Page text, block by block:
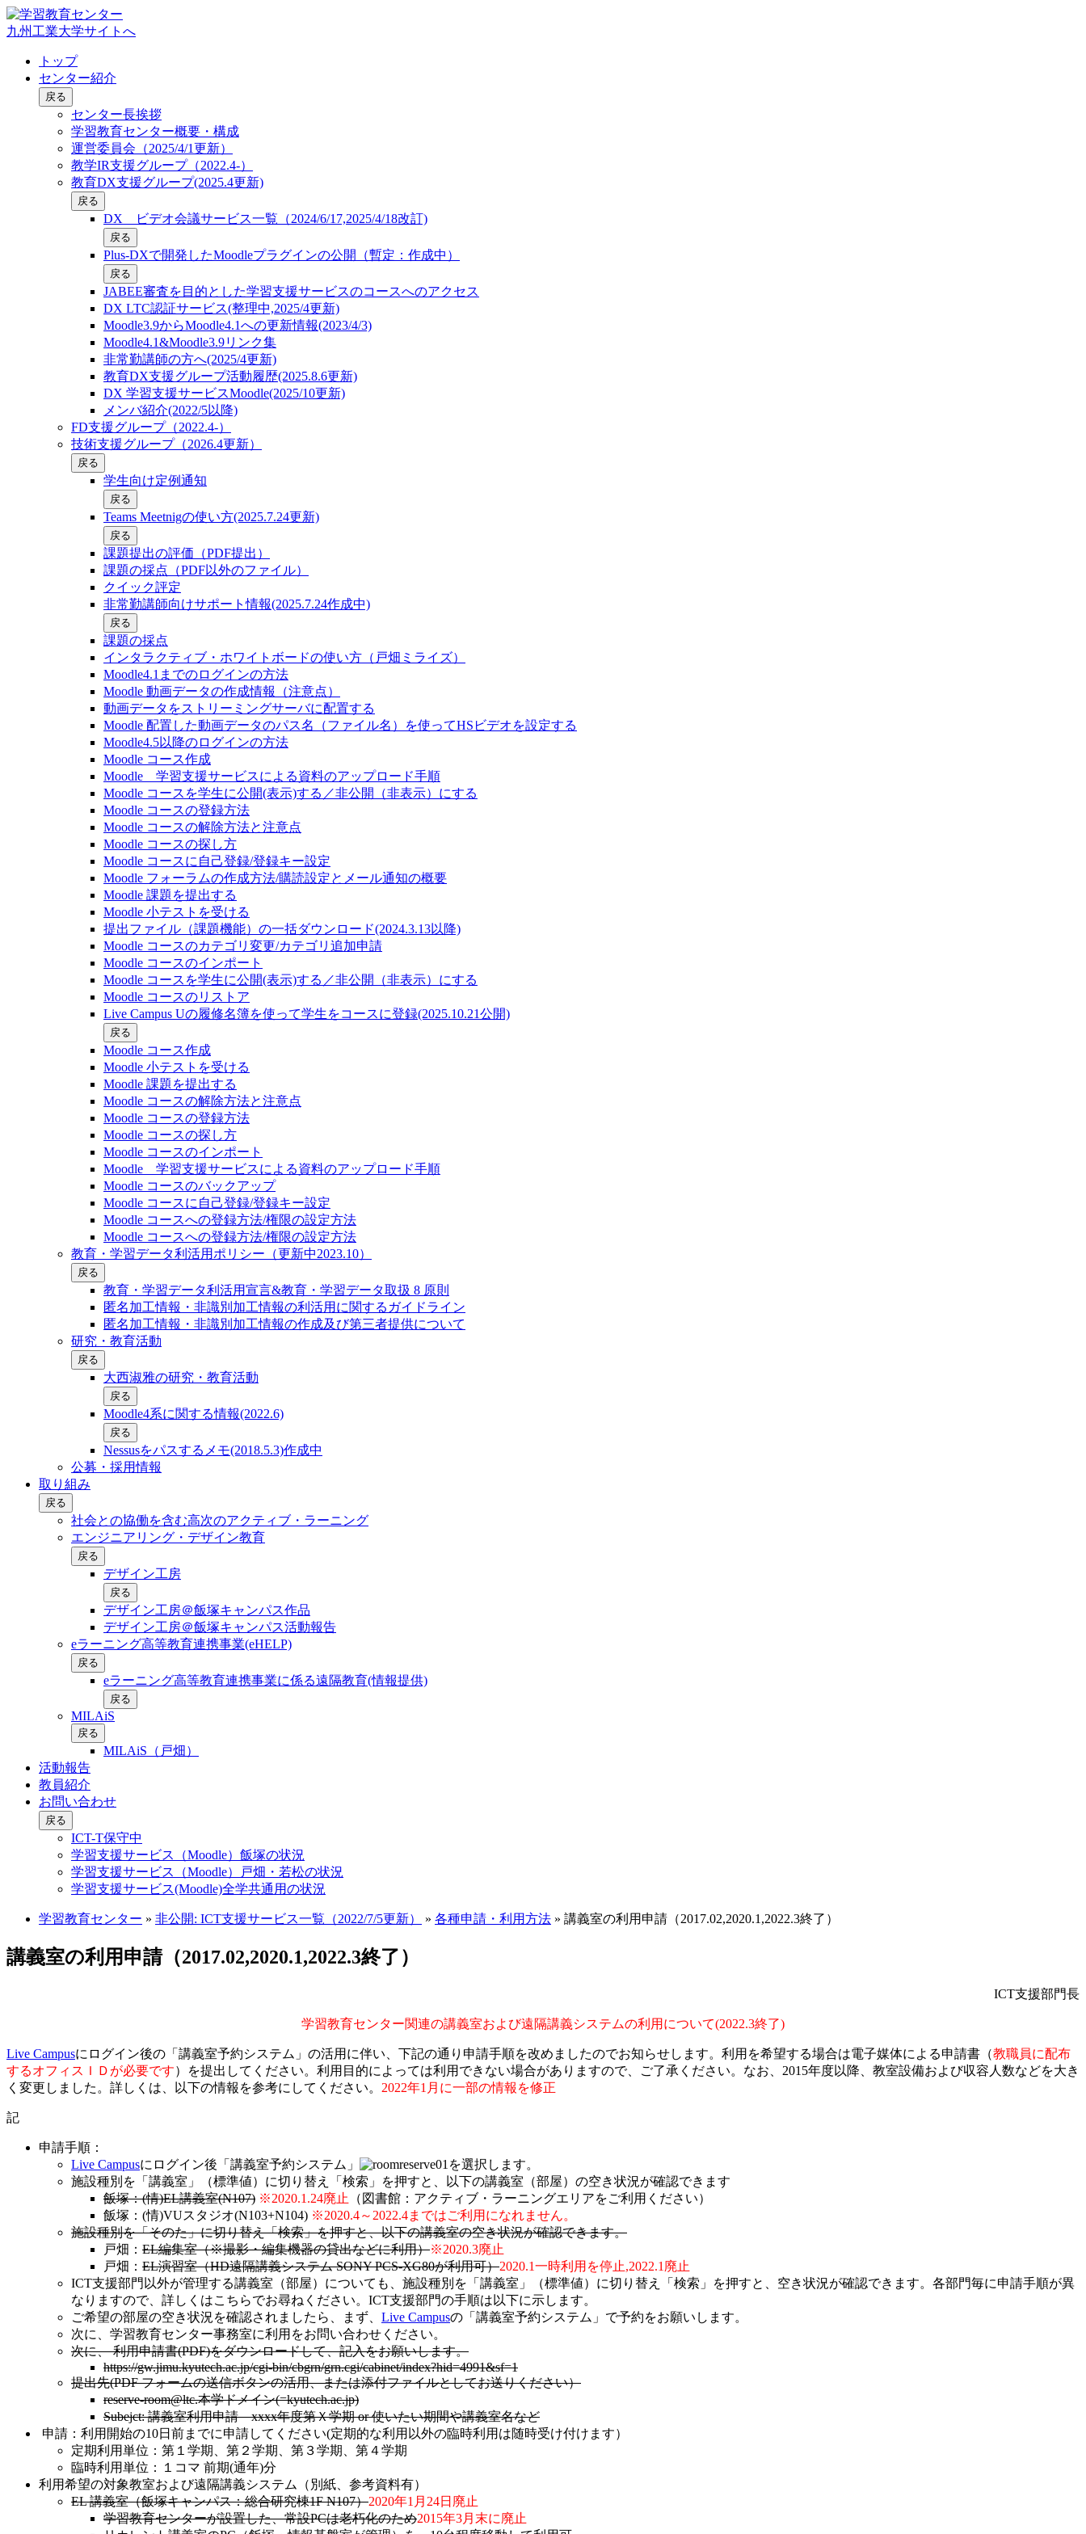
九州工業大学サイトへ
トップ
センター紹介
戻る
センター長挨拶
学習教育センター概要・構成
運営委員会（2025/4/1更新）
教学IR支援グループ（2022.4-）
教育DX支援グループ(2025.4更新)
戻る
DX ビデオ会議サービス一覧（2024/6/17,2025/4/18改訂)
戻る
Plus-DXで開発したMoodleプラグインの公開（暫定：作成中）
戻る
JABEE審査を目的とした学習支援サービスのコースへのアクセス
DX LTC認証サービス(整理中,2025/4更新)
Moodle3.9からMoodle4.1への更新情報(2023/4/3)
Moodle4.1&Moodle3.9リンク集
非常勤講師の方へ(2025/4更新)
教育DX支援グループ活動履歴(2025.8.6更新)
DX 学習支援サービスMoodle(2025/10更新)
メンバ紹介(2022/5以降)
FD支援グループ（2022.4-）
技術支援グループ（2026.4更新）
戻る
学生向け定例通知
戻る
Teams Meetnigの使い方(2025.7.24更新)
戻る
課題提出の評価（PDF提出）
課題の採点（PDF以外のファイル）
クイック評定
非常勤講師向けサポート情報(2025.7.24作成中)
戻る
課題の採点
インタラクティブ・ホワイトボードの使い方（戸畑ミライズ）
Moodle4.1までのログインの方法
Moodle 動画データの作成情報（注意点）
動画データをストリーミングサーバに配置する
Moodle 配置した動画データのパス名（ファイル名）を使ってHSビデオを設定する
Moodle4.5以降のログインの方法
Moodle コース作成
Moodle 学習支援サービスによる資料のアップロード手順
Moodle コースを学生に公開(表示)する／非公開（非表示）にする
Moodle コースの登録⽅法
Moodle コースの解除方法と注意点
Moodle コースの探し⽅
Moodle コースに自己登録/登録キー設定
Moodle フォーラムの作成方法/購読設定とメール通知の概要
Moodle 課題を提出する
Moodle 小テストを受ける
提出ファイル（課題機能）の一括ダウンロード(2024.3.13以降)
Moodle コースのカテゴリ変更/カテゴリ追加申請
Moodle コースのインポート
Moodle コースを学生に公開(表示)する／非公開（非表示）にする
Moodle コースのリストア
Live Campus Uの履修名簿を使って学生をコースに登録(2025.10.21公開)
戻る
Moodle コース作成
Moodle 小テストを受ける
Moodle 課題を提出する
Moodle コースの解除方法と注意点
Moodle コースの登録⽅法
Moodle コースの探し⽅
Moodle コースのインポート
Moodle 学習支援サービスによる資料のアップロード手順
Moodle コースのバックアップ
Moodle コースに自己登録/登録キー設定
Moodle コースへの登録方法/権限の設定方法
Moodle コースへの登録方法/権限の設定方法
教育・学習データ利活用ポリシー（更新中2023.10）
戻る
教育・学習データ利活用宣言&教育・学習データ取扱 8 原則
匿名加工情報・非識別加工情報の利活用に関するガイドライン
匿名加工情報・非識別加工情報の作成及び第三者提供について
研究・教育活動
戻る
大西淑雅の研究・教育活動
戻る
Moodle4系に関する情報(2022.6)
戻る
Nessusをパスするメモ(2018.5.3)作成中
公募・採用情報
取り組み
戻る
社会との協働を含む⾼次のアクティブ・ラーニング
エンジニアリング・デザイン教育
戻る
デザイン工房
戻る
デザイン工房＠飯塚キャンパス作品
デザイン工房＠飯塚キャンパス活動報告
eラーニング高等教育連携事業(eHELP)
戻る
eラーニング高等教育連携事業に係る遠隔教育(情報提供)
戻る
MILAiS
戻る
MILAiS（戸畑）
活動報告
教員紹介
お問い合わせ
戻る
ICT-T保守中
学習支援サービス（Moodle）飯塚の状況
学習支援サービス（Moodle）戸畑・若松の状況
学習支援サービス(Moodle)全学共通用の状況
学習教育センター » 非公開: ICT支援サービス一覧（2022/7/5更新） » 各種申請・利用方法 » 講義室の利用申請（2017.02,2020.1,2022.3終了）
講義室の利用申請（2017.02,2020.1,2022.3終了）
ICT支援部門長
学習教育センター関連の講義室および遠隔講義システムの利用について(2022.3終了)
Live Campusにログイン後の「講義室予約システム」の活用に伴い、下記の通り申請手順を改めましたのでお知らせします。利用を希望する場合は電子媒体による申請書（教職員に配布
するオフィスＩＤが必要です）を提出してください。利用目的によっては利用できない場合がありますので、ご了承ください。なお、2015年度以降、教室設備および収容人数などを大き
く変更しました。詳しくは、以下の情報を参考にしてください。 2022年1月に一部の情報を修正
記
申請手順：
Live Campusにログイン後「講義室予約システム」
を選択します。
施設種別を「講義室」（標準値）に切り替え「検索」を押すと、以下の講義室（部屋）の空き状況が確認できます
飯塚：(情)EL講義室(N107) ※2020.1.24廃止
（図書館：アクティブ・ラーニングエリアをご利用ください）
飯塚：(情)VUスタジオ(N103+N104) ※2020.4～2022.4まではご利用になれません。
施設種別を「そのた」に切り替え「検索」を押すと、以下の講義室の空き状況が確認できます。
戸畑： EL編集室（※撮影・編集機器の貸出などに利用）※2020.3廃止
戸畑： EL演習室（HD遠隔講義システム SONY PCS-XG80が利用可）2020.1一時利用を停止,2022.1廃止
ICT支援部門以外が管理する講義室（部屋）についても、施設種別を「講義室」（標準値）に切り替え「検索」を押すと、空き状況が確認できます。各部門毎に申請手順が異
なりますので、詳しくはこちらでお尋ねください。ICT支援部門の手順は以下に示します。
ご希望の部屋の空き状況を確認されましたら、まず、 Live Campusの「講義室予約システム」で予約をお願いします。
次に、学習教育センター事務室に利用をお問い合わせください。
次に、 利用申請書(PDF)をダウンロードして、記入をお願いします。
https://gw.jimu.kyutech.ac.jp/cgi-bin/cbgrn/grn.cgi/cabinet/index?hid=4991&sf=1
提出先(PDF フォームの送信ボタンの活用、または添付ファイルとしてお送りください）
reserve-room@ltc.本学ドメイン(=kyutech.ac.jp)
Subejct: 講義室利用申請 xxxx年度第Ｘ学期 or 使いたい期間や講義室名など
申請：利用開始の10日前までに申請してください(定期的な利用以外の臨時利用は随時受け付けます）
定期利用単位：第１学期、第２学期、第３学期、第４学期
臨時利用単位：１コマ 前期(通年)分
利用希望の対象教室および遠隔講義システム（別紙、参考資料有）
EL 講義室（飯塚キャンパス：総合研究棟1F N107）2020年1月24日廃止
学習教育センターが設置した、常設PCは老朽化のため2015年3月末に廃止